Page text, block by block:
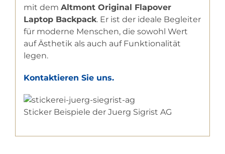
mit dem Altmont Original Flapover
Laptop Backpack. Er ist der ideale Begleiter
für moderne Menschen, die sowohl Wert
auf Ästhetik als auch auf Funktionalität
legen.
Kontaktieren Sie uns.
Sticker Beispiele der Juerg Sigrist AG